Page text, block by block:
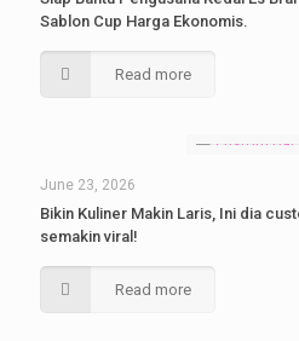
Sablon Cup Harga Ekonomis.
Read more
June 23, 2026
Bikin Kuliner Makin Laris, Ini dia
semakin viral!
Read more